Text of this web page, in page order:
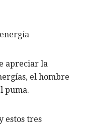
apreciar la
el hombre
puma.
estos tres